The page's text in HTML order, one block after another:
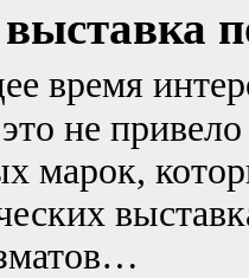
время
не
марок,